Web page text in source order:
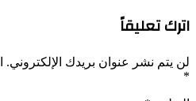
اليوم
الأحد
البلاد
الصحراوي
أجل
تقرير
اترك تعليقاً
لن يتم نشر عنوان بريدك الإلكتروني.
*